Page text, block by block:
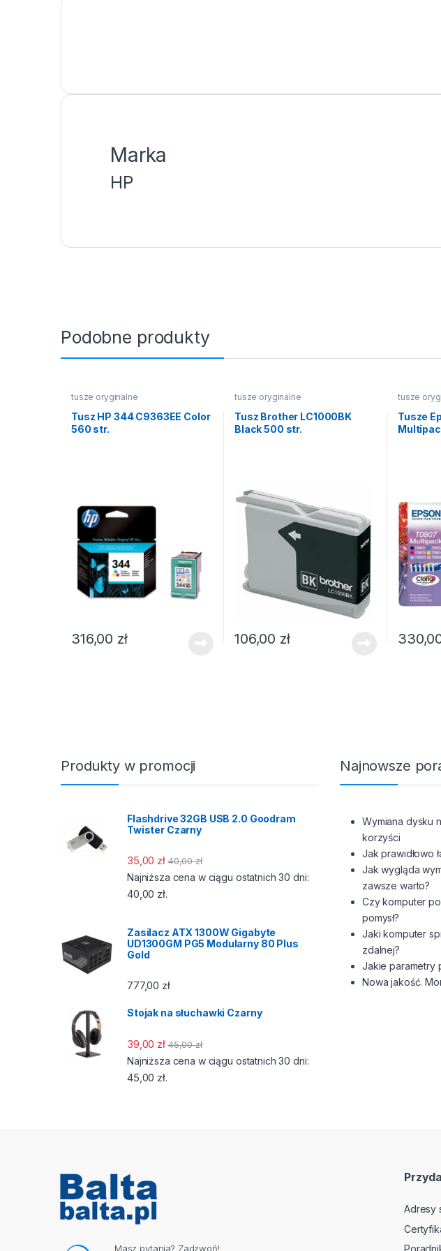
Marka
HP
Podobne produkty
tusze oryginalne
Tusz HP 344 C9363EE Color
560 str.
316,00 zł
tusze oryginalne
Tusz Brother LC1000BK
Black 500 str.
106,00 zł
tusze
Tusze
Produkty w promocji
Flashdrive 32GB USB 2.0 Goodram
Twister Czarny
35,00 zł 40,00zł
Najniższa cena w ciągu ostatnich 30 dni:
40,00 zł.
Zasilacz ATX 1300W Gigabyte
UD1300GM PG5 Modularny 80 Plus
Gold
777,00 zł
Stojak na słuchawki Czarny
39,00 zł 45,00zł
Najniższa cena w ciągu ostatnich 30 dni:
45,00 zł.
Najnowsze
Wymiana dysku
korzyści
Jak prawidłowo
Jak wygląda
zawsze warto?
Czy komputer
pomysł?
Jaki komputer
zdalnej?
Jakie parametry
Nowa jakość.
Masz pytania? Zadzwoń!
Adresy